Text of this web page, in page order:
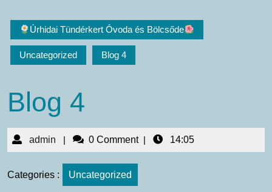
Úrhidai Tündérkert Óvoda és Bölcsőde
Uncategorized Blog 4
Blog 4
admin | 0 Comment | 14:05
Categories : Uncategorized